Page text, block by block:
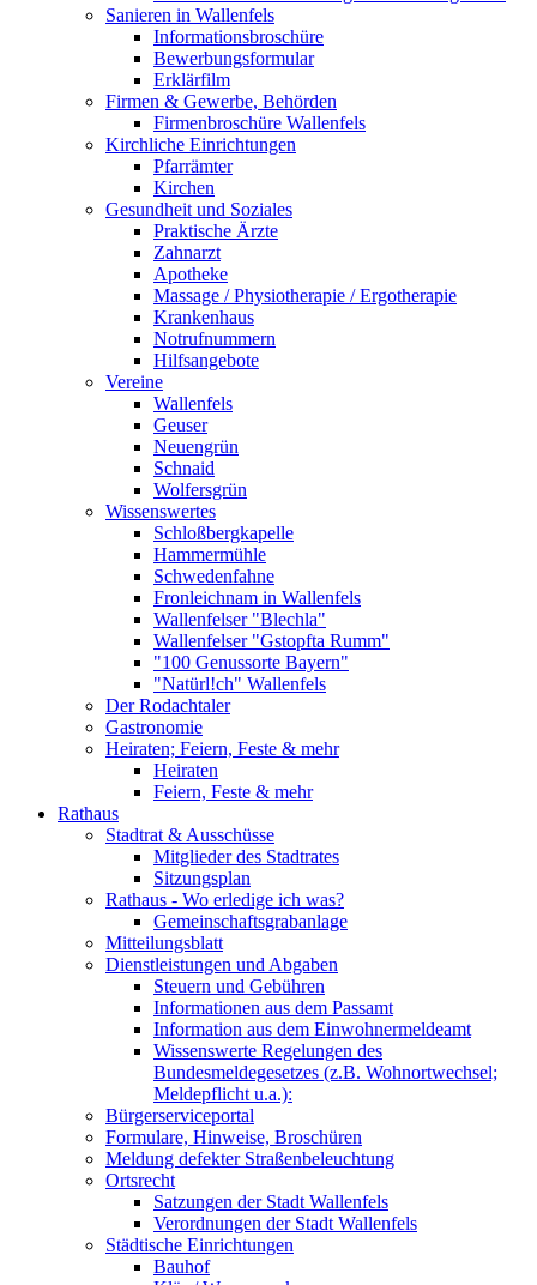
Sanieren in Wallenfels
Informationsbroschüre
Bewerbungsformular
Erklärfilm
Firmen & Gewerbe, Behörden
Firmenbroschüre Wallenfels
Kirchliche Einrichtungen
Pfarrämter
Kirchen
Gesundheit und Soziales
Praktische Ärzte
Zahnarzt
Apotheke
Massage / Physiotherapie / Ergotherapie
Krankenhaus
Notrufnummern
Hilfsangebote
Vereine
Wallenfels
Geuser
Neuengrün
Schnaid
Wolfersgrün
Wissenswertes
Schloßbergkapelle
Hammermühle
Schwedenfahne
Fronleichnam in Wallenfels
Wallenfelser "Blechla"
Wallenfelser "Gstopfta Rumm"
"100 Genussorte Bayern"
"Natürl!ch" Wallenfels
Der Rodachtaler
Gastronomie
Heiraten; Feiern, Feste & mehr
Heiraten
Feiern, Feste & mehr
Rathaus
Stadtrat & Ausschüsse
Mitglieder des Stadtrates
Sitzungsplan
Rathaus - Wo erledige ich was?
Gemeinschaftsgrabanlage
Mitteilungsblatt
Dienstleistungen und Abgaben
Steuern und Gebühren
Informationen aus dem Passamt
Information aus dem Einwohnermeldeamt
Wissenswerte Regelungen des
Bundesmeldegesetzes (z.B. Wohnortwechsel;
Meldepflicht u.a.):
Bürgerserviceportal
Formulare, Hinweise, Broschüren
Meldung defekter Straßenbeleuchtung
Ortsrecht
Satzungen der Stadt Wallenfels
Verordnungen der Stadt Wallenfels
Städtische Einrichtungen
Bauhof